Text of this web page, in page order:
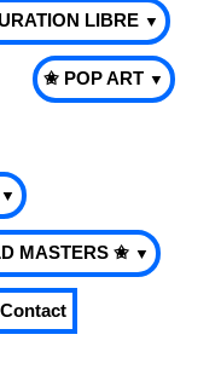
LIBRE ▼
✬ POP ART ▼
▼
MASTERS ✬ ▼